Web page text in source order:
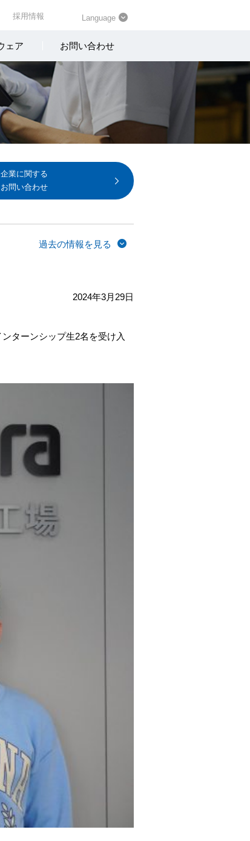
採用情報 Language
ェア お問い合わせ
企業に関する
お問い合わせ
過去の情報を見る
2024年3月29日
ターンシップ生2名を受け入